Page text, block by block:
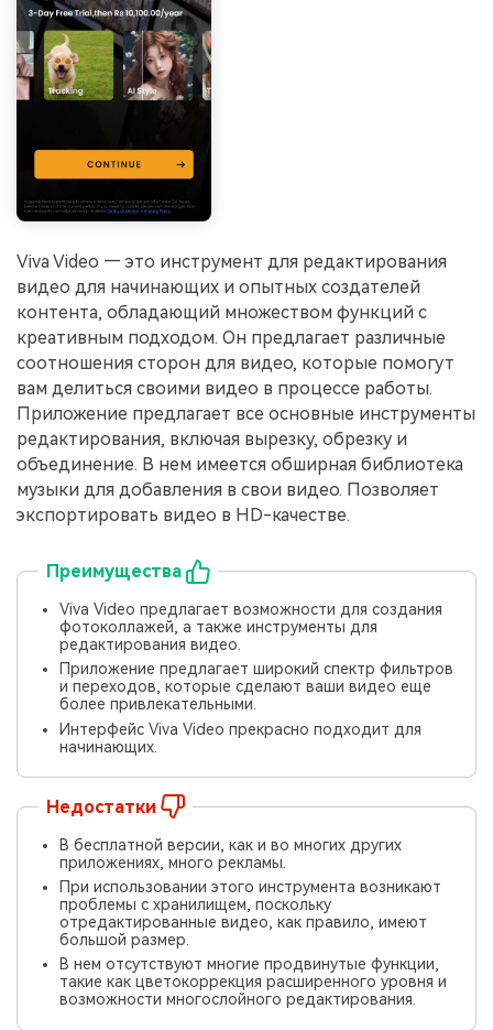
Viva Video — это инструмент для редактирования
видео для начинающих и опытных создателей
контента, обладающий множеством функций с
креативным подходом. Он предлагает различные
соотношения сторон для видео, которые помогут
вам делиться своими видео в процессе работы.
Приложение предлагает все основные инструменты
редактирования, включая вырезку, обрезку и
объединение. В нем имеется обширная библиотека
музыки для добавления в свои видео. Позволяет
экспортировать видео в HD-качестве.
Преимущества
Viva Video предлагает возможности для создания
фотоколлажей, а также инструменты для
редактирования видео.
Приложение предлагает широкий спектр фильтров
и переходов, которые сделают ваши видео еще
более привлекательными.
Интерфейс Viva Video прекрасно подходит для
начинающих.
Недостатки
В бесплатной версии, как и во многих других
приложениях, много рекламы.
При использовании этого инструмента возникают
проблемы с хранилищем, поскольку
отредактированные видео, как правило, имеют
большой размер.
В нем отсутствуют многие продвинутые функции,
такие как цветокоррекция расширенного уровня и
возможности многослойного редактирования.